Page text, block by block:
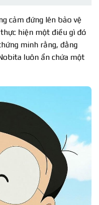
cảm đứng lên bảo vệ
hiện một điều gì đó
minh rằng, đằng
luôn ẩn chứa một